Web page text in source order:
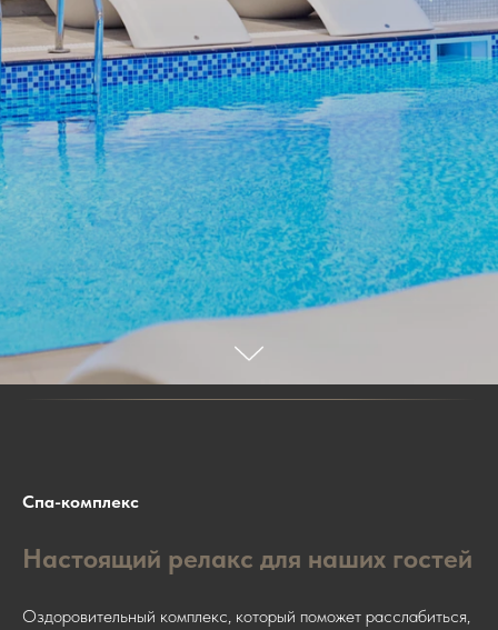
Спа-комплекс
Настоящий релакс для наших гостей
Оздоровительный комплекс, который поможет расслабиться,